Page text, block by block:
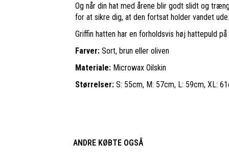
Og når din hat med årene blir godt slidt og
for at sikre dig, at den fortsat holder vandet ude.
Griffin hatten har en forholdsvis høj hattepuld
Farver: Sort, brun eller oliven
Materiale: Microwax Oilskin
Størrelser: S: 55cm, M: 57cm, L: 59cm, XL:
ANDRE KØBTE OGSÅ